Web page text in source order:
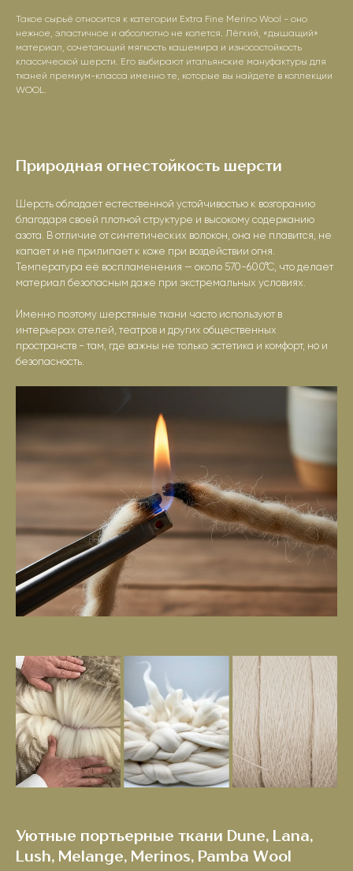
Такое сырьё относится к категории Extra Fine Merino Wool - оно
нежное, эластичное и абсолютно не колется. Лёгкий, «дышащий»
материал, сочетающий мягкость кашемира и износостойкость
классической шерсти. Его выбирают итальянские мануфактуры для
тканей премиум-класса именно те, которые вы найдете в коллекции
WOOL.
Природная огнестойкость шерсти
Шерсть обладает естественной устойчивостью к возгоранию
благодаря своей плотной структуре и высокому содержанию
азота. В отличие от синтетических волокон, она не плавится, не
капает и не прилипает к коже при воздействии огня.
Температура её воспламенения — около 570-600°С, что делает
материал безопасным даже при экстремальных условиях.
Именно поэтому шерстяные ткани часто используют в
интерьерах отелей, театров и других общественных
пространств - там, где важны не только эстетика и комфорт, но и
безопасность.
Уютные портьерные ткани Dune, Lana,
Lush, Melange, Merinos, Pamba Wool